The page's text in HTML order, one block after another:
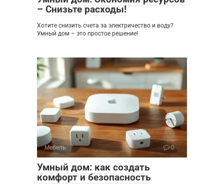
– Снизьте расходы!
Хотите снизить счета за электричество и воду?
Умный дом – это простое решение!
Мебель 0
Умный дом: как создать
комфорт и безопасность